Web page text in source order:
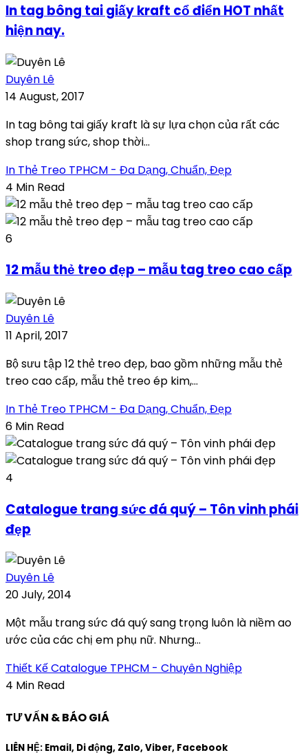
In tag bông tai giấy kraft cổ điển HOT nhất
hiện nay.
Duyên Lê
14 August, 2017
In tag bông tai giấy kraft là sự lựa chọn của rất các
shop trang sức, shop thời...
In Thẻ Treo TPHCM - Đa Dạng, Chuẩn, Đẹp
4 Min Read
6
12 mẫu thẻ treo đẹp – mẫu tag treo cao cấp
Duyên Lê
11 April, 2017
Bộ sưu tập 12 thẻ treo đẹp, bao gồm những mẫu thẻ
treo cao cấp, mẫu thẻ treo ép kim,...
In Thẻ Treo TPHCM - Đa Dạng, Chuẩn, Đẹp
6 Min Read
4
Catalogue trang sức đá quý – Tôn vinh phái
đẹp
Duyên Lê
20 July, 2014
Một mẫu trang sức đá quý sang trọng luôn là niềm ao
ước của các chị em phụ nữ. Nhưng...
Thiết Kế Catalogue TPHCM - Chuyên Nghiệp
4 Min Read
TƯ VẤN & BÁO GIÁ
LIÊN HỆ: Email, Di động, Zalo, Viber, Facebook